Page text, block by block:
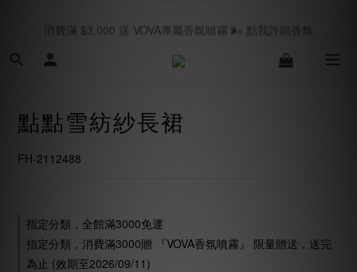
七月新品上線 🛎️｜立即逛逛
點點雪紡紗長裙
FH-2112488
指定分類，全館滿3000免運
指定分類，消費滿3000贈 『VOVA香氛噴霧』 限量贈送，送完
為止 (效期至2026/09/11)